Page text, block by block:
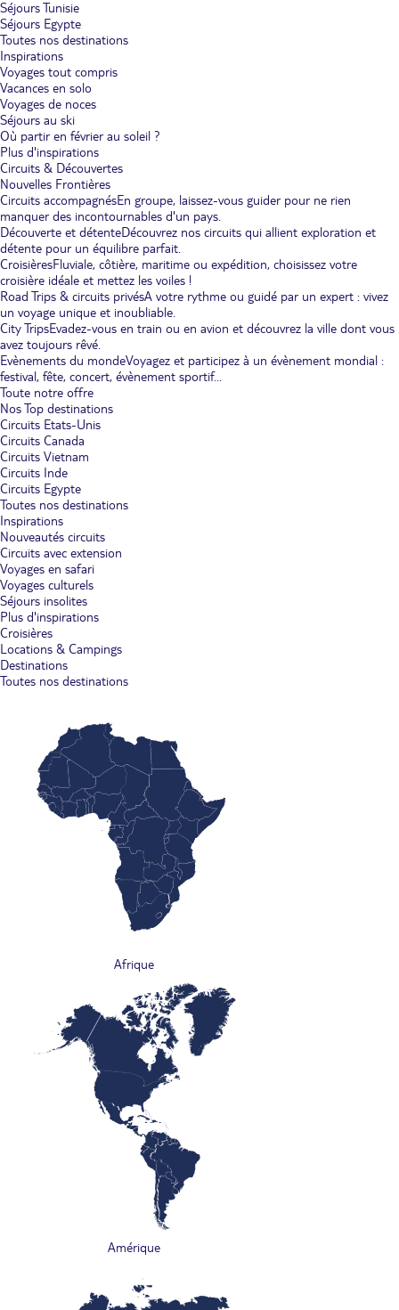
Séjours Tunisie
Séjours Egypte
Toutes nos destinations
Inspirations
Voyages tout compris
Vacances en solo
Voyages de noces
Séjours au ski
Où partir en février au soleil ?
Plus d'inspirations
Circuits & Découvertes
Nouvelles Frontières
Circuits accompagnésEn groupe, laissez-vous guider pour ne rien
manquer des incontournables d'un pays.
Découverte et détenteDécouvrez nos circuits qui allient exploration et
détente pour un équilibre parfait.
CroisièresFluviale, côtière, maritime ou expédition, choisissez votre
croisière idéale et mettez les voiles !
Road Trips & circuits privésA votre rythme ou guidé par un expert : vivez
un voyage unique et inoubliable.
City TripsEvadez-vous en train ou en avion et découvrez la ville dont vous
avez toujours rêvé.
Evènements du mondeVoyagez et participez à un évènement mondial :
festival, fête, concert, évènement sportif...
Toute notre offre
Nos Top destinations
Circuits Etats-Unis
Circuits Canada
Circuits Vietnam
Circuits Inde
Circuits Egypte
Toutes nos destinations
Inspirations
Nouveautés circuits
Circuits avec extension
Voyages en safari
Voyages culturels
Séjours insolites
Plus d'inspirations
Croisières
Locations & Campings
Destinations
Toutes nos destinations
Afrique
Amérique